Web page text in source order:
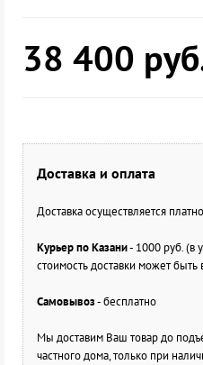
38 400
Доставка и оплата
Доставка осуществляется
Курьер по Казани- 1000 руб. (в
стоимость доставки может
Самовывоз- бесплатно
Мы доставим Ваш товар до
частного дома, только при